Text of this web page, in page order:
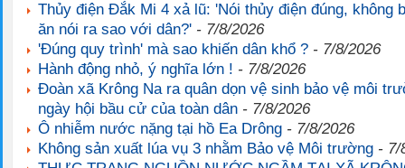
Thủy điện Đắk Mi 4 xả lũ: 'Nói thủy điện đúng, không
ăn nói ra sao với dân?' - 7/8/2026
'Đúng quy trình' mà sao khiến dân khổ ? - 7/8/2026
Hành động nhỏ, ý nghĩa lớn ! - 7/8/2026
Đoàn xã Krông Na ra quân dọn vệ sinh bảo vệ môi
ngày hội bầu cử của toàn dân - 7/8/2026
Ô nhiễm nước nặng tại hồ Ea Drông - 7/8/2026
Không sản xuất lúa vụ 3 nhằm Bảo vệ Môi trường - 7/